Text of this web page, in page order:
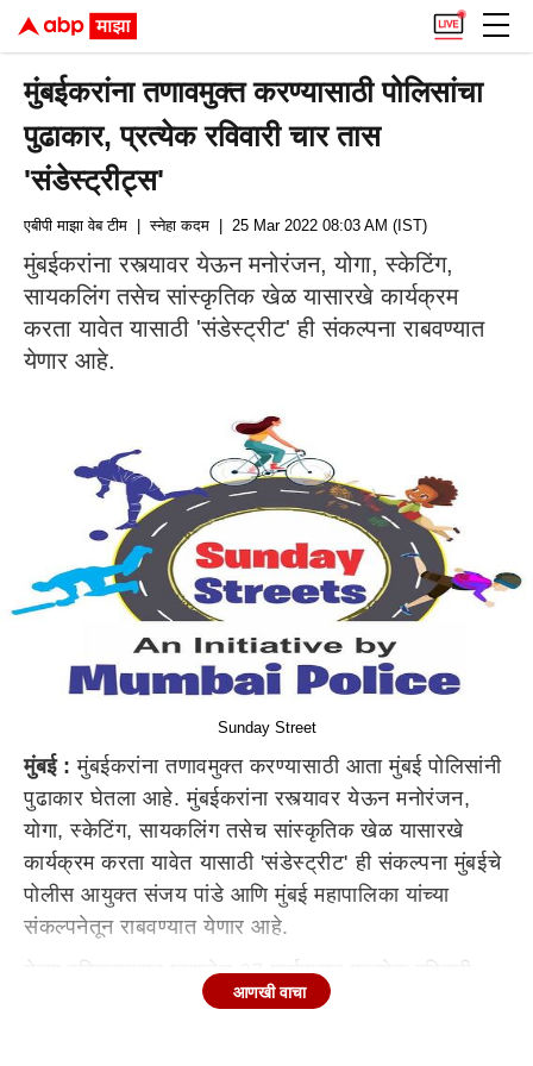
मुंबईकरांना तणावमुक्त करण्यासाठी पोलिसांचा
पुढाकार, प्रत्येक रविवारी चार तास
'संडेस्ट्रीट्स'
एबीपी माझा वेब टीम | स्नेहा कदम | 25 Mar 2022 08:03 AM (IST)
मुंबईकरांना रस्त्यावर येऊन मनोरंजन, योगा, स्केटिंग,
सायकलिंग तसेच सांस्कृतिक खेळ यासारखे कार्यक्रम
करता यावेत यासाठी 'संडेस्ट्रीट' ही संकल्पना राबवण्यात
येणार आहे.
Sunday Street
मुंबई : मुंबईकरांना तणावमुक्त करण्यासाठी आता मुंबई पोलिसांनी
पुढाकार घेतला आहे. मुंबईकरांना रस्त्यावर येऊन मनोरंजन,
योगा, स्केटिंग, सायकलिंग तसेच सांस्कृतिक खेळ यासारखे
कार्यक्रम करता यावेत यासाठी 'संडेस्ट्रीट' ही संकल्पना मुंबईचे
पोलीस आयुक्त संजय पांडे आणि मुंबई महापालिका यांच्या
संकल्पनेतून राबवण्यात येणार आहे.
येत्या रविवारपासून म्हणजेच 27 मार्चपासून प्रत्येक रविवारी
सकाळी सहा ते दहा या वेळेत 'संडेस्ट्रीट'ला सुरुवात होणार
आणखी वाचा